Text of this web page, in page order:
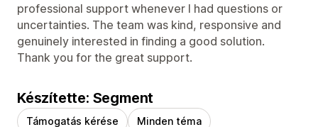
professional support whenever I had questions or
uncertainties. The team was kind, responsive and
genuinely interested in finding a good solution.
Thank you for the great support.
Készítette: Segment
Támogatás kérése Minden téma